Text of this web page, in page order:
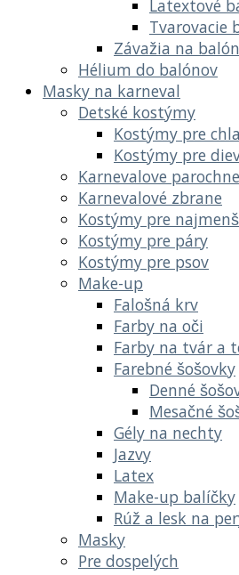
Latextové
Tvarovacie
Závažia na
Hélium do balónov
Masky na karneval
Detské kostýmy
Kostýmy pre
Kostýmy pre
Karnevalove parochne
Karnevalové zbrane
Kostýmy pre
Kostýmy pre páry
Kostýmy pre psov
Make-up
Falošná krv
Farby na oči
Farby na tvár a
Farebné šošovky
Denné
Mesačné
Gély na nechty
Jazvy
Latex
Make-up balíčky
Rúž a lesk na
Masky
Pre dospelých